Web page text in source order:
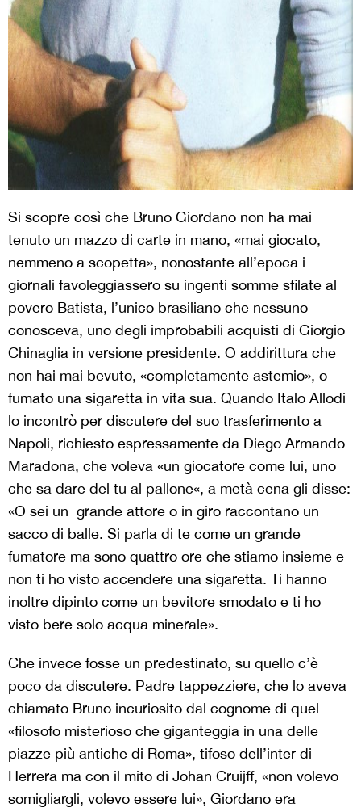
Si scopre così che Bruno Giordano non ha mai
tenuto un mazzo di carte in mano, «mai giocato,
nemmeno a scopetta», nonostante all’epoca i
giornali favoleggiassero su ingenti somme sfilate al
povero Batista, l’unico brasiliano che nessuno
conosceva, uno degli improbabili acquisti di Giorgio
Chinaglia in versione presidente. O addirittura che
non hai mai bevuto, «completamente astemio», o
fumato una sigaretta in vita sua. Quando Italo Allodi
lo incontrò per discutere del suo trasferimento a
Napoli, richiesto espressamente da Diego Armando
Maradona, che voleva «un giocatore come lui, uno
che sa dare del tu al pallone«, a metà cena gli disse:
«O sei un grande attore o in giro raccontano un
sacco di balle. Si parla di te come un grande
fumatore ma sono quattro ore che stiamo insieme e
non ti ho visto accendere una sigaretta. Ti hanno
inoltre dipinto come un bevitore smodato e ti ho
visto bere solo acqua minerale».
Che invece fosse un predestinato, su quello c’è
poco da discutere. Padre tappezziere, che lo aveva
chiamato Bruno incuriosito dal cognome di quel
«filosofo misterioso che giganteggia in una delle
piazze più antiche di Roma», tifoso dell’inter di
Herrera ma con il mito di Johan Cruijff, «non volevo
somigliargli, volevo essere lui», Giordano era